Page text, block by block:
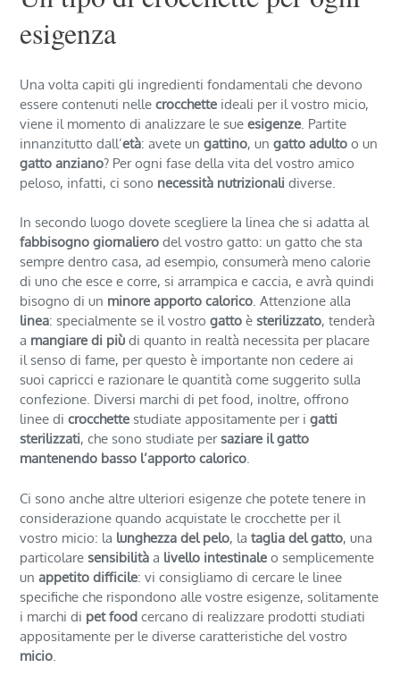
esigenza
Una volta capiti gli ingredienti fondamentali che devono
essere contenuti nellecrocchette ideali per il vostro micio,
viene il momento di analizzare le sueesigenze . Partite
innanzitutto dall’età: avete ungattino, ungatto adulto o un
gatto anziano? Per ogni fase della vita del vostro amico
peloso, infatti, ci sono necessità nutrizionali diverse.
In secondo luogo dovete scegliere la linea che si adatta al
fabbisogno giornaliero del vostro gatto: un gatto che sta
sempre dentro casa, ad esempio, consumerà meno calorie
di uno che esce e corre, si arrampica e caccia, e avrà quindi
bisogno di un minore apporto calorico. Attenzione alla
linea: specialmente se il vostrogatto èsterilizzato, tenderà
a mangiare di più di quanto in realtà necessita per placare
il senso di fame, per questo è importante non cedere ai
suoi capricci e razionare le quantità come suggerito sulla
confezione. Diversi marchi di pet food, inoltre, offrono
linee dicrocchette studiate appositamente per igatti
sterilizzati, che sono studiate persaziare il gatto
mantenendo basso l’apporto calorico.
Ci sono anche altre ulteriori esigenze che potete tenere in
considerazione quando acquistate le crocchette per il
vostro micio: la lunghezza del pelo, lataglia del gatto, una
particolaresensibilità a livello intestinale o semplicemente
unappetito difficile: vi consigliamo di cercare le linee
specifiche che rispondono alle vostre esigenze, solitamente
i marchi di pet food cercano di realizzare prodotti studiati
appositamente per le diverse caratteristiche del vostro
micio